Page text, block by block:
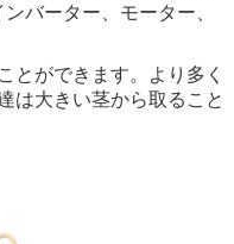
バーター、モーター、
とができます。より多く
は大きい茎から取ること